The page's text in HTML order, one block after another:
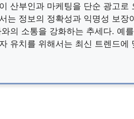
산부인과 마케팅을 단순 광고
는 정보의 정확성과 익명성 보
의 소통을 강화하는 추세다. 예
유치를 위해서는 최신 트렌드에